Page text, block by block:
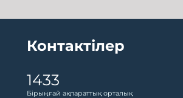
Контактілер
1433
Бірыңғай ақпараттық орталық